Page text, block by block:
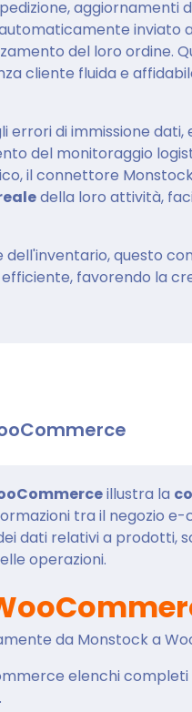
inviato
del loro ordine.
cliente fluida e
errori di immissione dati,
del monitoraggio
il connettore
della loro attività,
dell'inventario, questo
favorendo la
illustra la
tra il negozio
dati relativi a prodotti,
operazioni.
da Monstock a
elenchi